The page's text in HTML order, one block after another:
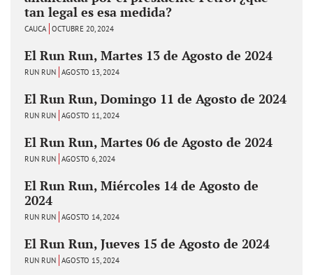
tan legal es esa medida?
CAUCA OCTUBRE 20, 2024
El Run Run, Martes 13 de Agosto de 2024
RUN RUN AGOSTO 13, 2024
El Run Run, Domingo 11 de Agosto de 2024
RUN RUN AGOSTO 11, 2024
El Run Run, Martes 06 de Agosto de 2024
RUN RUN AGOSTO 6, 2024
El Run Run, Miércoles 14 de Agosto de
2024
RUN RUN AGOSTO 14, 2024
El Run Run, Jueves 15 de Agosto de 2024
RUN RUN AGOSTO 15, 2024